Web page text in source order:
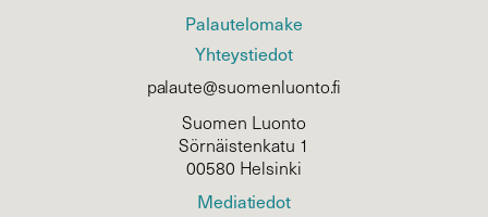
Palautelomake
Yhteystiedot
palaute@suomenluonto.fi
Suomen Luonto
Sörnäistenkatu 1
00580 Helsinki
Mediatiedot